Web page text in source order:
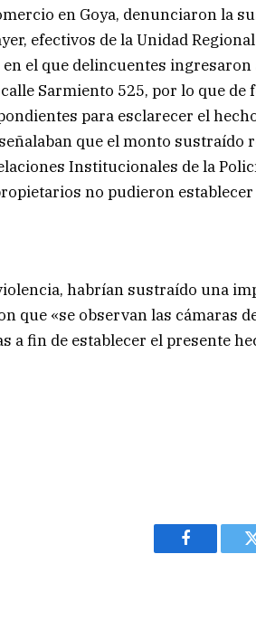
en Goya, denunciaron la
efectivos de la Unidad
el que delincuentes ingresaron
Sarmiento 525, por lo que
para esclarecer el
que el monto sustraído
Institucionales de la
no pudieron
habrían sustraído una
que «se observan las cámaras
a fin de establecer el presente
Facebook